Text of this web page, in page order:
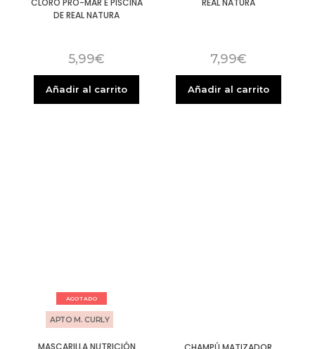
CLORO PRO-MAR E PISCINA
DE REAL NATURA
5,99€
Añadir al carrito
REAL NATURA
7,99€
Añadir al carrito
AGOTADO
APTO M. CURLY